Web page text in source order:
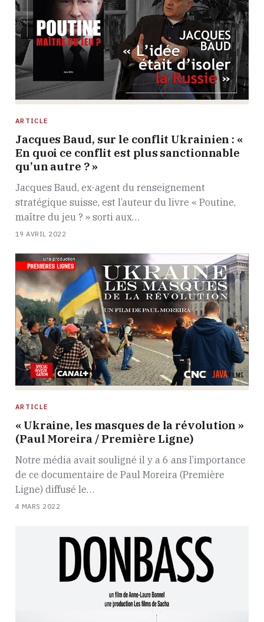
ARTICLE
Jacques Baud, sur le conflit Ukrainien : «
En quoi ce conflit est plus sanctionnable
qu’un autre ? »
Jacques Baud, ex-agent du renseignement
stratégique suisse, est l’auteur du livre « Poutine,
maître du jeu ? » sorti aux…
19 AVRIL 2022
ARTICLE
« Ukraine, les masques de la révolution »
(Paul Moreira / Première Ligne)
Notre média avait souligné il y a 6 ans l’importance
de ce documentaire de Paul Moreira (Première
Ligne) diffusé le…
4 MARS 2022